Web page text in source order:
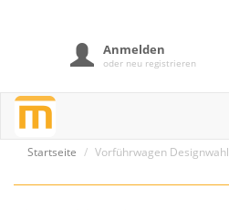
Anmelden
oder neu registrieren
Startseite Vorführwagen Designwahl